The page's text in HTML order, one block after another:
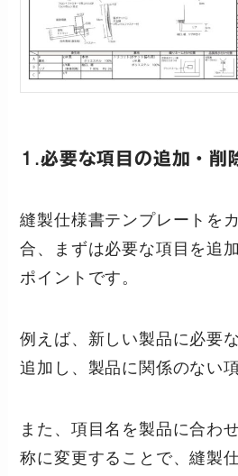
1.必要な項目の追加・削
縫製仕様書テンプレートを
合、まずは必要な項目を追
ポイントです。
例えば、新しい製品に必要
追加し、製品に関係のない
また、項目名を製品に合わ
称に変更することで、縫製